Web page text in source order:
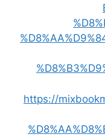
https://